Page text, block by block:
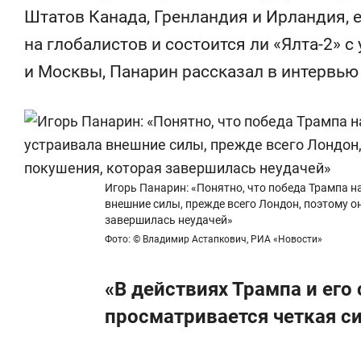
Штатов Канада, Гренландия и Ирландия,
на глобалистов и состоится ли «Ялта-2»
и Москвы, Панарин рассказал в
Игорь Панарин: «Понятно, что победа Трампа
внешние силы, прежде всего Лондон, поэтому
завершилась неудачей»
Фото: © Владимир Астапкович, РИА «Новости»
«В действиях Трампа и его
просматривается четкая